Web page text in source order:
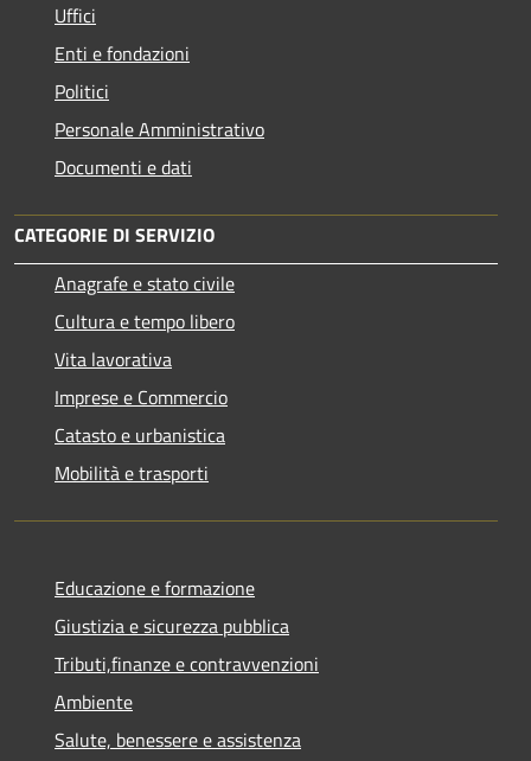
Uffici
Enti e fondazioni
Politici
Personale Amministrativo
Documenti e dati
CATEGORIE DI SERVIZIO
Anagrafe e stato civile
Cultura e tempo libero
Vita lavorativa
Imprese e Commercio
Catasto e urbanistica
Mobilità e trasporti
Educazione e formazione
Giustizia e sicurezza pubblica
Tributi,finanze e contravvenzioni
Ambiente
Salute, benessere e assistenza